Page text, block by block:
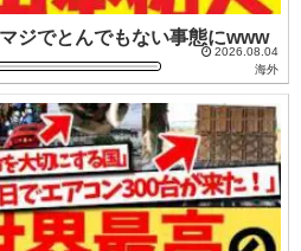
ジでとんでもない事態にwww
2026.08.04
海外